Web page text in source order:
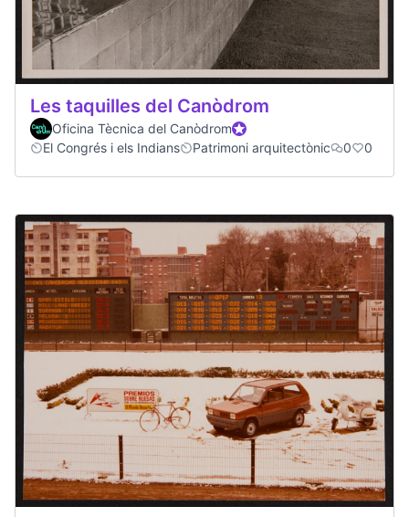
Les taquilles del Canòdrom
Oficina Tècnica del CanòdromOfficial participant
El Congrés i els Indians
Patrimoni arquitectònic 0 0